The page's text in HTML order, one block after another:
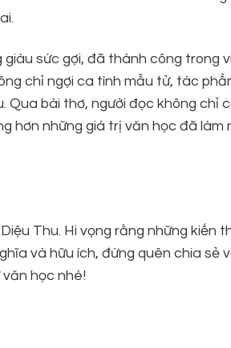
sức gợi, đã thành công trong
chỉ ngợi ca tình mẫu tử, tác
Qua bài thơ, người đọc không chỉ
hơn những giá trị văn học đã làm
Thu. Hi vọng rằng những kiến
và hữu ích, đừng quên chia sẻ
học nhé!